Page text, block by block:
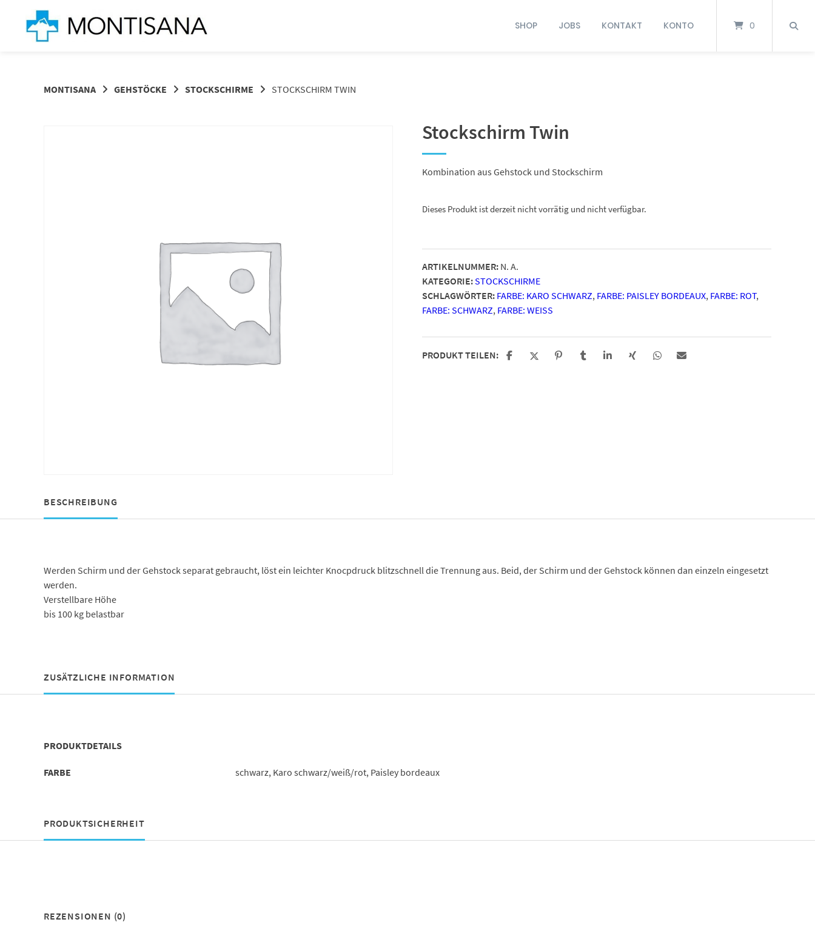
Springen
SHOP JOBS KONTAKT KONTO 0
MONTISANA GEHSTÖCKE STOCKSCHIRME STOCKSCHIRM TWIN
Stockschirm Twin
Kombination aus Gehstock und Stockschirm
Dieses Produkt ist derzeit nicht vorrätig und nicht verfügbar.
ARTIKELNUMMER: N. A.
KATEGORIE:STOCKSCHIRME
SCHLAGWÖRTER: FARBE: KARO SCHWARZ, FARBE: PAISLEY BORDEAUX, FARBE: ROT,
FARBE: SCHWARZ, FARBE: WEISS
PRODUKT TEILEN:
BESCHREIBUNG
Werden Schirm und der Gehstock separat gebraucht, löst ein leichter Knocpdruck blitzschnell die Trennung aus. Beid, der Schirm und der Gehstock können dan einzeln eingesetzt
werden.
Verstellbare Höhe
bis 100 kg belastbar
ZUSÄTZLICHE INFORMATION
PRODUKTDETAILS
FARBE schwarz, Karo schwarz/weiß/rot, Paisley bordeaux
PRODUKTSICHERHEIT
REZENSIONEN (0)